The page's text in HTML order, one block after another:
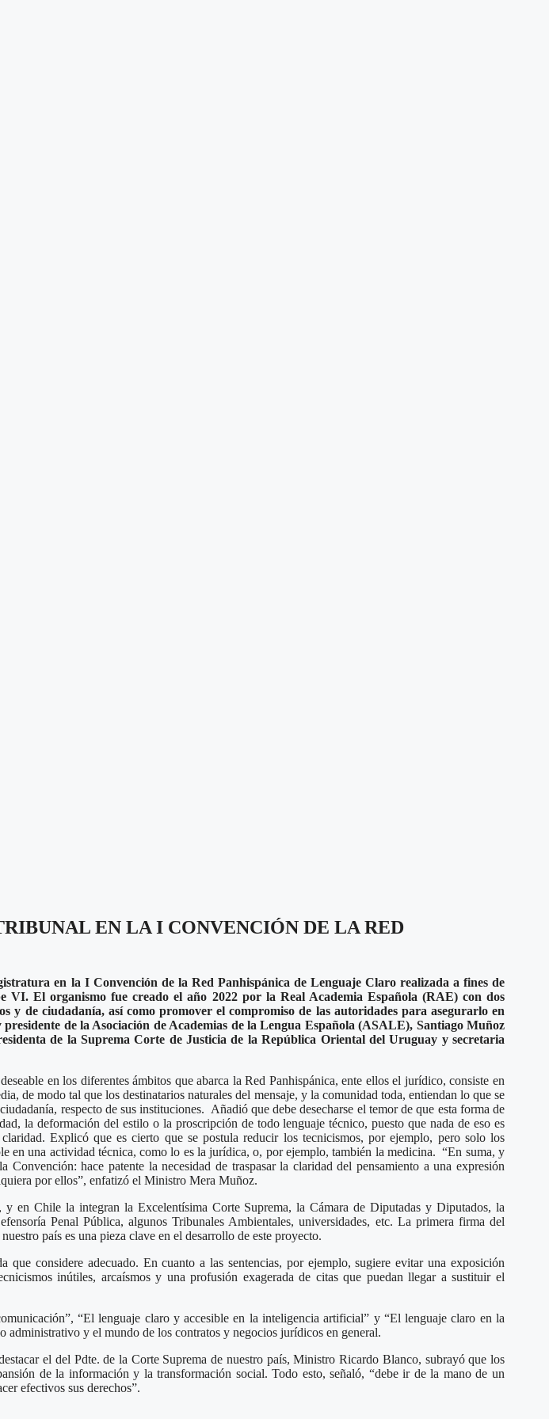
EN LA I CONVENCIÓN DE LA RED
en la I Convención de la Red Panhispánica de Lenguaje Claro realizada a fines de
VI. El organismo fue creado el año 2022 por la Real Academia Española (RAE) con dos
y de ciudadanía, así como promover el compromiso de las autoridades para asegurarlo en
de la Asociación de Academias de la Lengua Española (ASALE), Santiago Muñoz
de la Suprema Corte de Justicia de la República Oriental del Uruguay y secretaria
en los diferentes ámbitos que abarca la Red Panhispánica, ente ellos el jurídico, consiste en
de modo tal que los destinatarios naturales del mensaje, y la comunidad toda, entiendan lo que se
respecto de sus instituciones. Añadió que debe desecharse el temor de que esta forma de
la deformación del estilo o la proscripción de todo lenguaje técnico, puesto que nada de eso es
Explicó que es cierto que se postula reducir los tecnicismos, por ejemplo, pero solo los
en una actividad técnica, como lo es la jurídica, o, por ejemplo, también la medicina. “En suma, y
hace patente la necesidad de traspasar la claridad del pensamiento a una expresión
por ellos”, enfatizó el Ministro Mera Muñoz.
en Chile la integran la Excelentísima Corte Suprema, la Cámara de Diputadas y Diputados, la
Penal Pública, algunos Tribunales Ambientales, universidades, etc. La primera firma del
país es una pieza clave en el desarrollo de este proyecto.
considere adecuado. En cuanto a las sentencias, por ejemplo, sugiere evitar una exposición
inútiles, arcaísmos y una profusión exagerada de citas que puedan llegar a sustituir el
“El lenguaje claro y accesible en la inteligencia artificial” y “El lenguaje claro en la
y el mundo de los contratos y negocios jurídicos en general.
el del Pdte. de la Corte Suprema de nuestro país, Ministro Ricardo Blanco, subrayó que los
de la información y la transformación social. Todo esto, señaló, “debe ir de la mano de un
efectivos sus derechos”.